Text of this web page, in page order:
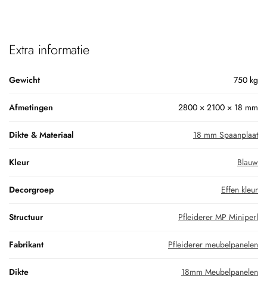
Extra informatie
Gewicht 750 kg
Afmetingen 2800 × 2100 × 18 mm
Dikte & Materiaal 18 mm Spaanplaat
Kleur Blauw
Decorgroep Effen kleur
Structuur Pfleiderer MP Miniperl
Fabrikant Pfleiderer meubelpanelen
Dikte 18mm Meubelpanelen